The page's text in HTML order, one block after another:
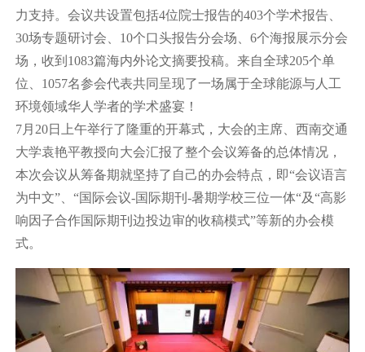
力支持。会议共设置包括4位院士报告的403个学术报告、
30场专题研讨会、10个口头报告分会场、6个海报展示分会
场，收到1083篇海内外论文摘要投稿。来自全球205个单
位、1057名参会代表共同呈现了一场属于全球能源与人工
环境领域华人学者的学术盛宴！
7月20日上午举行了隆重的开幕式，大会的主席、西南交通
大学袁艳平教授向大会汇报了整个会议筹备的总体情况，
本次会议从筹备期就坚持了自己的办会特点，即“会议语言
为中文”、“国际会议-国际期刊-暑期学校三位一体“及“高影
响因子合作国际期刊边投边审的收稿模式”等新的办会模
式。